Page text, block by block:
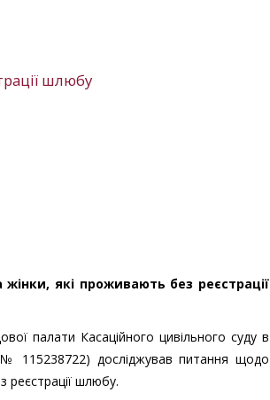
шлюбу
жінки, які проживають без реєстрації
палати Касаційного цивільного суду в
досліджував питання щодо
реєстрації шлюбу.